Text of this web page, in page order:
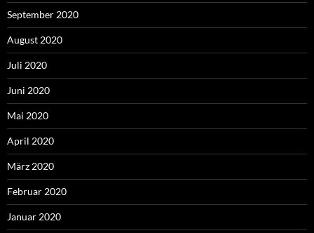
September 2020
August 2020
Juli 2020
Juni 2020
Mai 2020
April 2020
März 2020
Februar 2020
Januar 2020